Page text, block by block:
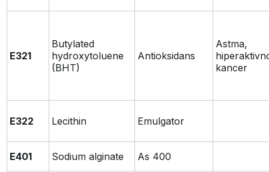
E321
Butylated
hydroxytoluene
(BHT)
Antioksidans
Astma,
kancer
E322 Lecithin Emulgator
E401 Sodium alginate As 400